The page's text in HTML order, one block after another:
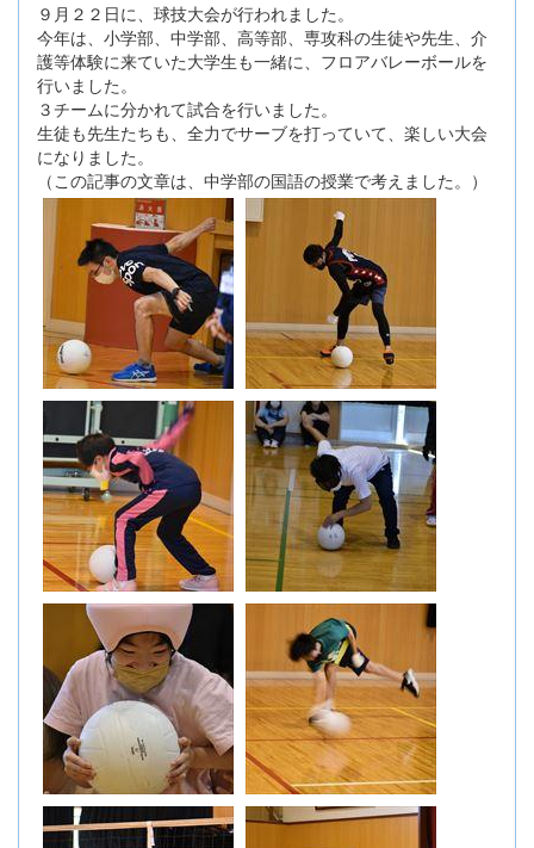
９月２２日に、球技大会が行われました。
今年は、小学部、中学部、高等部、専攻科の生徒や先生、介
護等体験に来ていた大学生も一緒に、フロアバレーボールを
行いました。
３チームに分かれて試合を行いました。
生徒も先生たちも、全力でサーブを打っていて、楽しい大会
になりました。
（この記事の文章は、中学部の国語の授業で考えました。）